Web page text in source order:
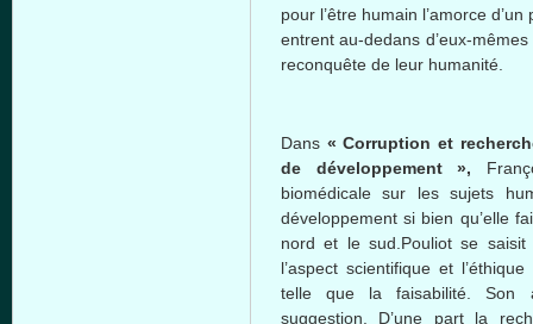
pour l’être humain l’amorce d’un
entrent au-dedans d’eux-mêmes
reconquête de leur humanité
Dans « Corruption et
de développement»,
biomédicale sur lessujets
développement si bien qu’elle
nord et le sud.Pouliot se saisit
l’aspect scientifique et l’éthique
telle
que lafaisabilité . Son
suggestion. D’une part la